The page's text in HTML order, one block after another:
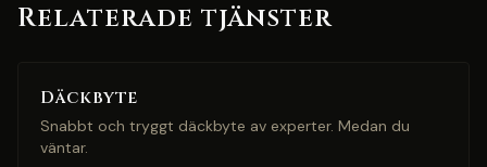
Relaterade tjänster
Däckbyte
Snabbt och tryggt däckbyte av experter. Medan du
väntar.